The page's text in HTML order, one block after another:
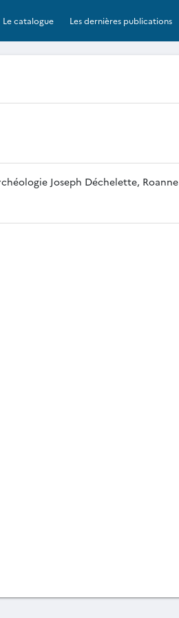
Le catalogue Les dernières publications
Joseph Déchelette, Roanne